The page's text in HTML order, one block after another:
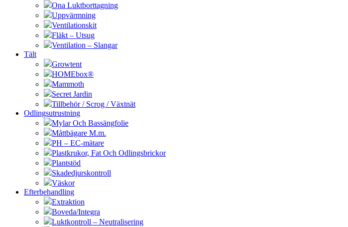
Ona Luktborttagning
Uppvärmning
Ventilationskit
Fläkt – Utsug
Ventilation – Slangar
Tält
Growtent
HOMEbox®
Mammoth
Secret Jardin
Tillbehör / Scrog / Växtnät
Odlingsutrustning
Mylar Och Bassängfolie
Måttbägare M.m.
PH – EC-mätare
Plastkrukor, Fat Och Odlingsbrickor
Plantstöd
Skadedjurskontroll
Väskor
Efterbehandling
Extraktion
Boveda/Integra
Luktkontroll – Neutralisering